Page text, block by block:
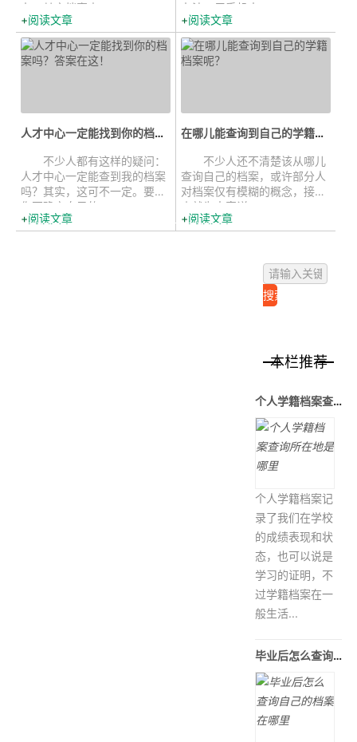
办。其实档案查...
阅读文章
办法，用手机支...
阅读文章
人才中心一定能找到你的档案吗？答...
不少人都有这样的疑问：
人才中心一定能查到我的档案
吗？其实，这可不一定。要是
你不确定自己的...
阅读文章
在哪儿能查询到自己的学籍档案呢...
不少人还不清楚该从哪儿
查询自己的档案，或许部分人
对档案仅有模糊的概念，接下
来就为大家详...
阅读文章
本栏推荐
个人学籍档案查询所在地是哪里
个人学籍档案记
录了我们在学校
的成绩表现和状
态，也可以说是
学习的证明，不
过学籍档案在一
般生活...
毕业后怎么查询自己的档案在哪里